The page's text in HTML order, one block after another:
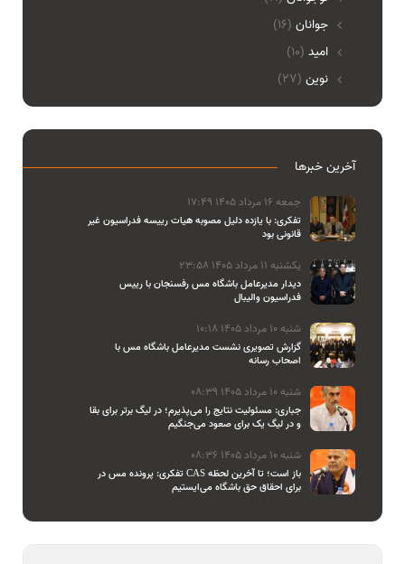
جوانان (16)
امید (10)
نوین (27)
آخرین خبرها
جمعه 16 مرداد 1405 17:49
تفکری: با یازده دلیل مصوبه هیات رییسه فدراسیون غیر
قانونی بود
یکشنبه 11 مرداد 1405 23:58
دیدار مدیرعامل باشگاه مس رفسنجان با رییس
فدراسیون والیبال
شنبه 10 مرداد 1405 10:18
گزارش تصویری نشست مدیرعامل باشگاه مس با
اصحاب رسانه
شنبه 10 مرداد 1405 08:39
جباری: مسئولیت نتایج را می‌پذیرم؛ در لیگ برتر برای بقا
و در لیگ یک برای صعود می‌جنگیم
شنبه 10 مرداد 1405 08:36
تفکری: پرونده مس در CAS باز است؛ تا آخرین لحظه
برای احقاق حق باشگاه می‌ایستیم